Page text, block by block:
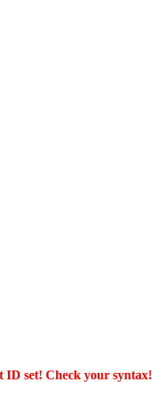
set! Check your syntax!